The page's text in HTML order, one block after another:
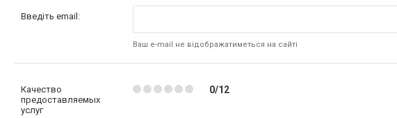
Введіть email:
Ваш e-mail не відображатиметься на сайті
Качество
предоставляемых
услуг
0/12